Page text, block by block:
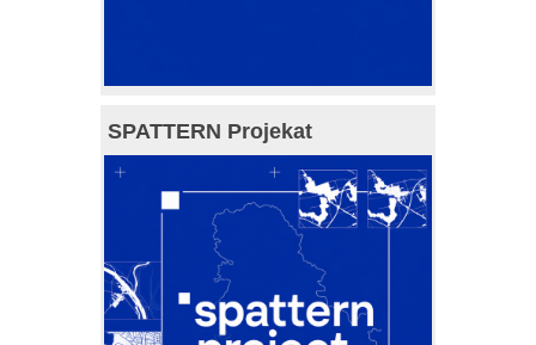
SPATTERN Projekat